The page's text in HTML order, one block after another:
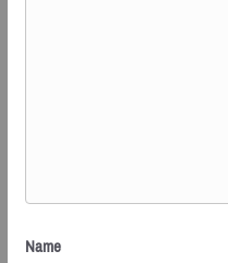
Name